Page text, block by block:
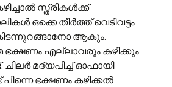
സ്ത്രീകൾക്ക്
ഒക്കെ തീർത്ത് വെടിവട്ടം
ആകും.
എല്ലാവരും കഴിക്കും
മദ്യപിച്ച് ഓഫായി
ഭക്ഷണം കഴിക്കൽ